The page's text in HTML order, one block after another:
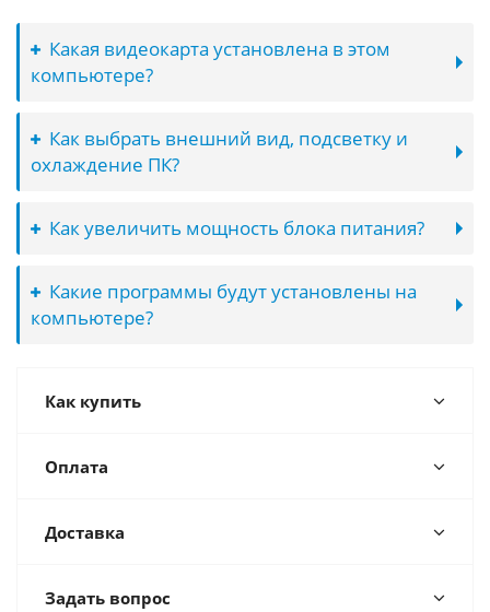
Какая видеокарта установлена в этом
компьютере?
Как выбрать внешний вид, подсветку и
охлаждение ПК?
Как увеличить мощность блока питания?
Какие программы будут установлены на
компьютере?
Как купить
Оплата
Доставка
Задать вопрос